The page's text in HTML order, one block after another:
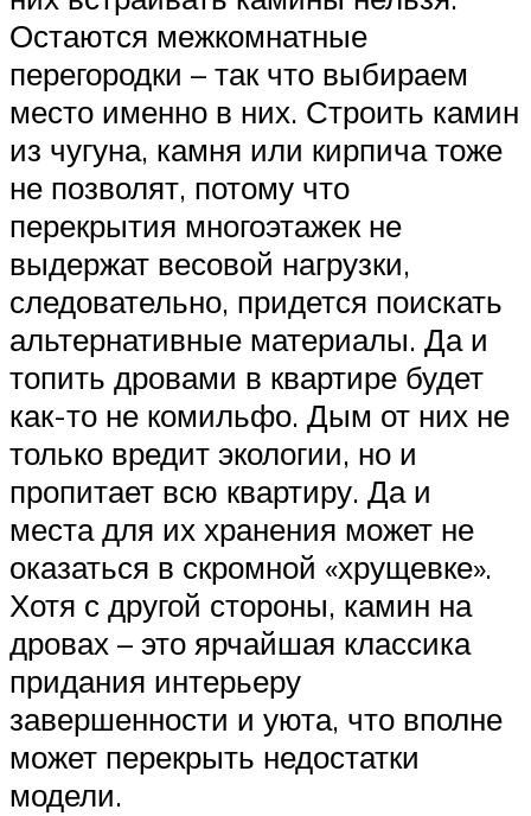
Остаются межкомнатные
перегородки – так что выбираем
место именно в них. Строить камин
из чугуна, камня или кирпича тоже
не позволят, потому что
перекрытия многоэтажек не
выдержат весовой нагрузки,
следовательно, придется поискать
альтернативные материалы. Да и
топить дровами в квартире будет
как-то не комильфо. Дым от них не
только вредит экологии, но и
пропитает всю квартиру. Да и
места для их хранения может не
оказаться в скромной «хрущевке».
Хотя с другой стороны, камин на
дровах – это ярчайшая классика
придания интерьеру
завершенности и уюта, что вполне
может перекрыть недостатки
модели.